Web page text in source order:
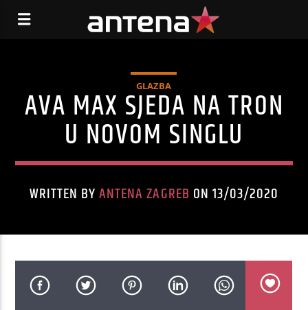
GLAZBA
AVA MAX SJEDA NA TRON
U NOVOM SINGLU
WRITTEN BYANTENA ZAGREB ON 13/03/2020